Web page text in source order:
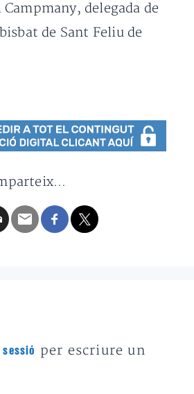
Campmany, delegada de
de Sant Feliu de
per escriure un